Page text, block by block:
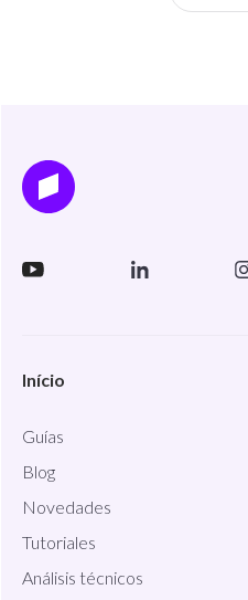
Início
Guías
Blog
Novedades
Tutoriales
Análisis técnicos